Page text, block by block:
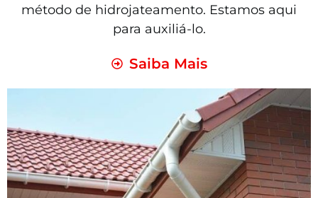
método de hidrojateamento. Estamos aqui
para auxiliá-lo.
Saiba Mais